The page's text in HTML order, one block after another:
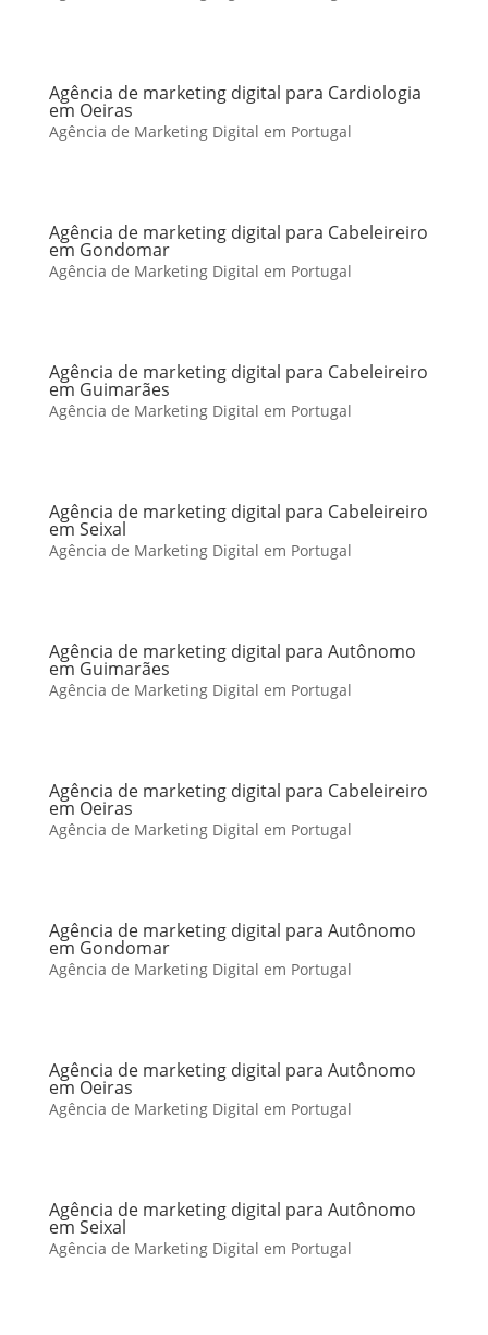
Agência de marketing digital para Cardiologia
em Oeiras
Agência de Marketing Digital em Portugal
Agência de marketing digital para Cabeleireiro
em Gondomar
Agência de Marketing Digital em Portugal
Agência de marketing digital para Cabeleireiro
em Guimarães
Agência de Marketing Digital em Portugal
Agência de marketing digital para Cabeleireiro
em Seixal
Agência de Marketing Digital em Portugal
Agência de marketing digital para Autônomo
em Guimarães
Agência de Marketing Digital em Portugal
Agência de marketing digital para Cabeleireiro
em Oeiras
Agência de Marketing Digital em Portugal
Agência de marketing digital para Autônomo
em Gondomar
Agência de Marketing Digital em Portugal
Agência de marketing digital para Autônomo
em Oeiras
Agência de Marketing Digital em Portugal
Agência de marketing digital para Autônomo
em Seixal
Agência de Marketing Digital em Portugal